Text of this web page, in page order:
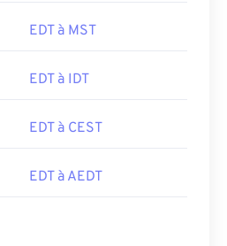
EDT à MST
EDT à IDT
EDT à CEST
EDT à AEDT